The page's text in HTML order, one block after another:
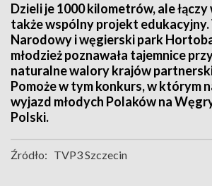
Dzieli je 1000 kilometrów, ale łączy
także wspólny projekt
Narodowy i węgierski park
młodzież poznawała tajemnice
naturalne walory krajów
Pomoże w tym konkurs, w którym
wyjazd młodych Polaków na
Polski.
Źródło: TVP3 Szczecin